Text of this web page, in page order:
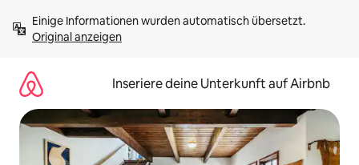
Inhalten
springenOriginal anzeigen
Inseriere deine Unterkunft auf Airbnb